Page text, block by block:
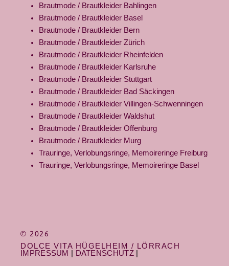
Brautmode / Brautkleider Bahlingen
Brautmode / Brautkleider Basel
Brautmode / Brautkleider Bern
Brautmode / Brautkleider Zürich
Brautmode / Brautkleider Rheinfelden
Brautmode / Brautkleider Karlsruhe
Brautmode / Brautkleider Stuttgart
Brautmode / Brautkleider Bad Säckingen
Brautmode / Brautkleider Villingen-Schwenningen
Brautmode / Brautkleider Waldshut
Brautmode / Brautkleider Offenburg
Brautmode / Brautkleider Murg
Trauringe, Verlobungsringe, Memoireringe Freiburg
Trauringe, Verlobungsringe, Memoireringe Basel
© 2026
DOLCE VITA HÜGELHEIM / LÖRRACH
IMPRESSUM
DATENSCHUTZ|